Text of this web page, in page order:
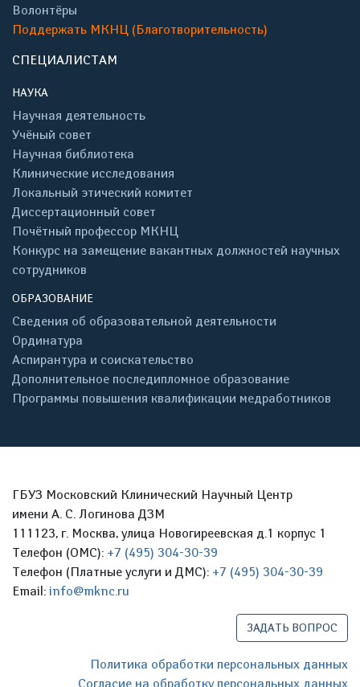
Волонтёры
Поддержать МКНЦ (Благотворительность)
СПЕЦИАЛИСТАМ
НАУКА
Научная деятельность
Учёный совет
Научная библиотека
Клинические исследования
Локальный этический комитет
Диссертационный совет
Почётный профессор МКНЦ
Конкурс на замещение вакантных должностей научных
сотрудников
ОБРАЗОВАНИЕ
Сведения об образовательной деятельности
Ординатура
Аспирантура и соискательство
Дополнительное последипломное образование
Программы повышения квалификации медработников
ГБУЗ Московский Клинический Научный Центр
имени А. С. Логинова ДЗМ
111123, г. Москва, улица Новогиреевская д.1 корпус 1
Телефон (ОМС): +7 (495) 304-30-39
Телефон (Платные услуги и ДМС): +7 (495) 304-30-39
Email: info@mknc.ru
ЗАДАТЬ ВОПРОС
Политика обработки персональных данных
Согласие на обработку персональных данных